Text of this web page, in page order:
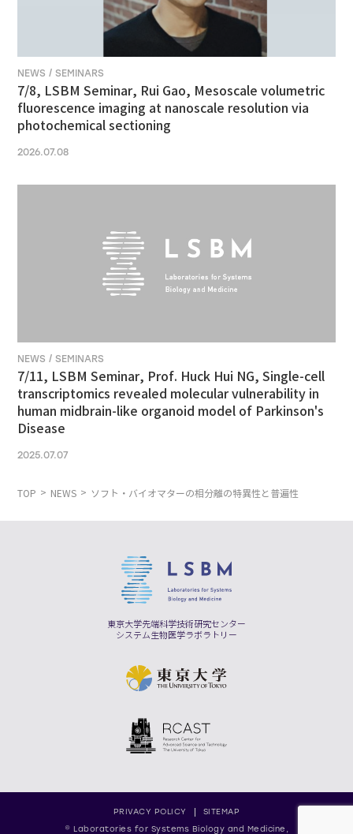
NEWS / SEMINARS
7/8, LSBM Seminar, Rui Gao, Mesoscale volumetric
fluorescence imaging at nanoscale resolution via
photochemical sectioning
2026.07.08
NEWS / SEMINARS
7/11, LSBM Seminar, Prof. Huck Hui NG, Single-cell
transcriptomics revealed molecular vulnerability in
human midbrain-like organoid model of Parkinson's
Disease
2025.07.07
TOP NEWS ソフト・バイオマターの相分離の特異性と普遍性
東京大学先端科学技術研究センター
システム生物医学ラボラトリー
PRIVACY POLICY
SITEMAP
© Laboratories for Systems Biology and Medicine,